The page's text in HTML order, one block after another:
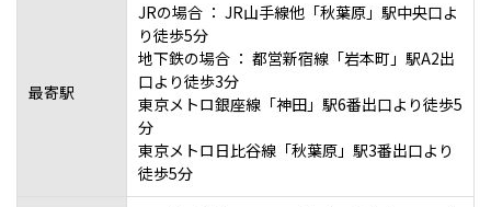
最寄駅
JRの場合 ： JR山手線他「秋葉原」駅中央口よ
り徒歩5分
地下鉄の場合 ： 都営新宿線「岩本町」駅A2出
口より徒歩3分
東京メトロ銀座線「神田」駅6番出口より徒歩5
分
東京メトロ日比谷線「秋葉原」駅3番出口より
徒歩5分